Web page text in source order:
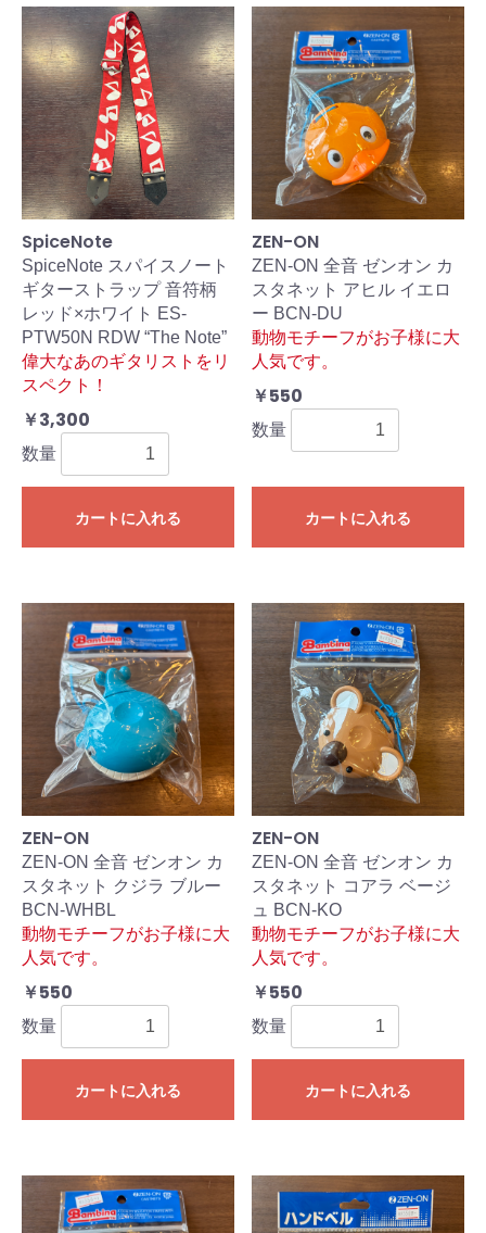
SpiceNote
SpiceNote スパイスノート
ギターストラップ 音符柄
レッド×ホワイト ES-
PTW50N RDW “The Note”
偉大なあのギタリストをリ
スペクト！
￥3,300
数量
カートに入れる
ZEN-ON
ZEN-ON 全音 ゼンオン カ
スタネット アヒル イエロ
ー BCN-DU
動物モチーフがお子様に大
人気です。
￥550
数量
カートに入れる
ZEN-ON
ZEN-ON 全音 ゼンオン カ
スタネット クジラ ブルー
BCN-WHBL
動物モチーフがお子様に大
人気です。
￥550
数量
カートに入れる
ZEN-ON
ZEN-ON 全音 ゼンオン カ
スタネット コアラ ベージ
ュ BCN-KO
動物モチーフがお子様に大
人気です。
￥550
数量
カートに入れる